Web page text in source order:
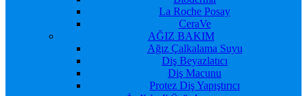
La Roche Posay
CeraVe
AĞIZ BAKIM
Ağız Çalkalama Suyu
Diş Beyazlatıcı
Diş Macunu
Protez Diş Yapıştırıcı